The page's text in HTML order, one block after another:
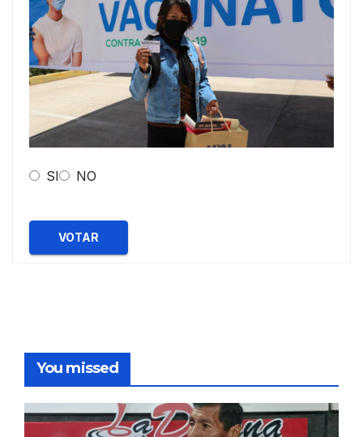
SI NO
VOTAR
You missed